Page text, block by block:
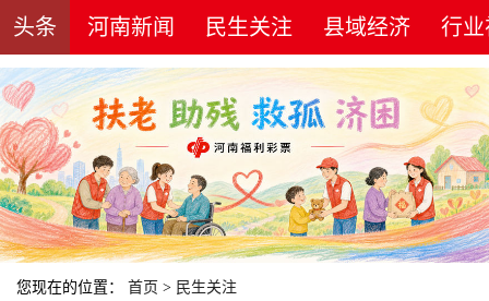
头条 河南新闻 民生关注 县域经济 行
您现在的位置： 首页 > 民生关注